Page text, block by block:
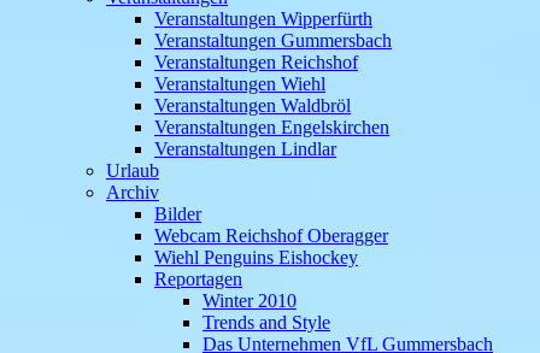
Veranstaltungen Wipperfürth
Veranstaltungen Gummersbach
Veranstaltungen Reichshof
Veranstaltungen Wiehl
Veranstaltungen Waldbröl
Veranstaltungen Engelskirchen
Veranstaltungen Lindlar
Urlaub
Archiv
Bilder
Webcam Reichshof Oberagger
Wiehl Penguins Eishockey
Reportagen
Winter 2010
Trends and Style
Das Unternehmen VfL Gummersbach